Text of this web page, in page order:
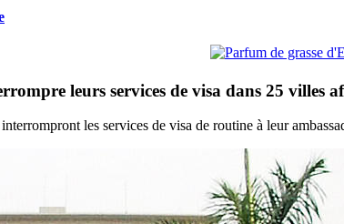
leurs services de visa dans 25 villes
les services de visa de routine à leur